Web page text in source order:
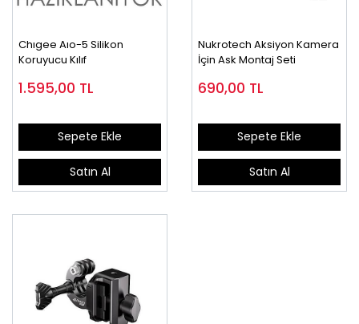
Chıgee Aıo-5 Silikon
Koruyucu Kılıf
1.595,00 TL
Sepete Ekle
Satın Al
Nukrotech Aksiyon Kamera
İçin Ask Montaj Seti
690,00 TL
Sepete Ekle
Satın Al